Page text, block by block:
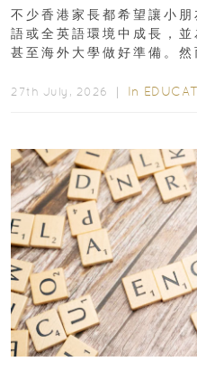
不少香港家長都希望讓小
語或全英語環境中成長，
甚至海外大學做好準備。
27th July, 2026 ｜ In